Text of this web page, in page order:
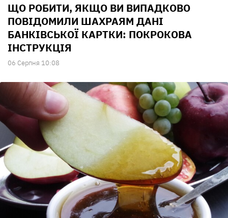
ЩО РОБИТИ, ЯКЩО ВИ ВИПАДКОВО
ПОВІДОМИЛИ ШАХРАЯМ ДАНІ
БАНКІВСЬКОЇ КАРТКИ: ПОКРОКОВА
ІНСТРУКЦІЯ
06 Серпня 10:08